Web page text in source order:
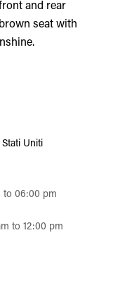
and rear
seat with
Uniti
to 06:00 pm
to 12:00 pm